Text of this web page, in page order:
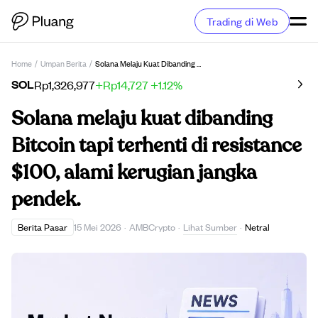
Trading di Web
Home / Umpan Berita / Solana Melaju Kuat Dibanding Bitcoin Tapi Terhenti Di Resistance $100, Alami Kerugian Jangka Pendek.
SOLRp1,326,977+Rp14,727+1.12%
Solana melaju kuat dibanding
Bitcoin tapi terhenti di resistance
$100, alami kerugian jangka
pendek.
Berita Pasar 15 Mei 2026 · AMBCrypto · Lihat Sumber · Netral